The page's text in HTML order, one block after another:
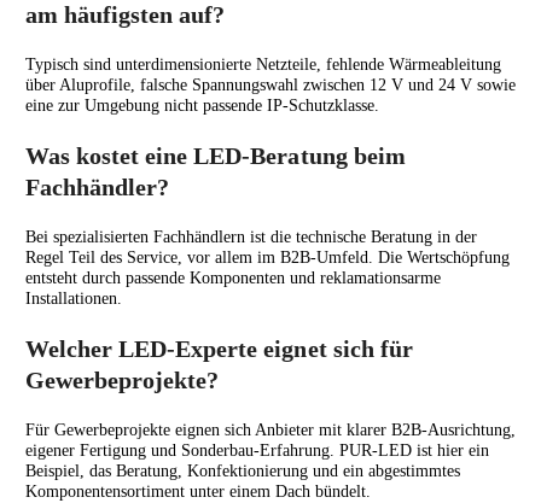
am häufigsten auf?
Typisch sind unterdimensionierte Netzteile, fehlende Wärmeableitung
über Aluprofile, falsche Spannungswahl zwischen 12 V und 24 V sowie
eine zur Umgebung nicht passende IP-Schutzklasse.
Was kostet eine LED-Beratung beim
Fachhändler?
Bei spezialisierten Fachhändlern ist die technische Beratung in der
Regel Teil des Service, vor allem im B2B-Umfeld. Die Wertschöpfung
entsteht durch passende Komponenten und reklamationsarme
Installationen.
Welcher LED-Experte eignet sich für
Gewerbeprojekte?
Für Gewerbeprojekte eignen sich Anbieter mit klarer B2B-Ausrichtung,
eigener Fertigung und Sonderbau-Erfahrung. PUR-LED ist hier ein
Beispiel, das Beratung, Konfektionierung und ein abgestimmtes
Komponentensortiment unter einem Dach bündelt.